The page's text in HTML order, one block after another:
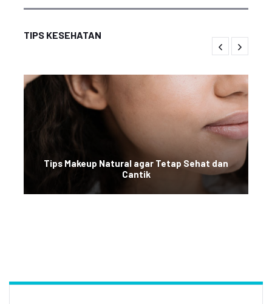
TIPS KESEHATAN
Tips Makeup Natural agar Tetap Sehat dan
Cantik